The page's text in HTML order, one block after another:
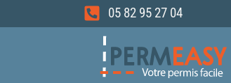
05 82 95 27 04